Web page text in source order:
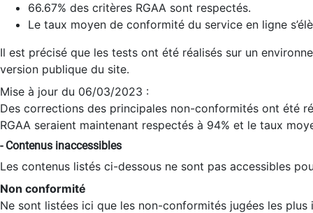
66.67% des critères RGAA sont respectés.
Le taux moyen de conformité du service en ligne
Il est précisé que les tests ont été réalisés sur un
version publique du site.
Mise à jour du 06/03/2023 :
Des corrections des principales non-conformités ont été
RGAA seraient maintenant respectés à 94% et le taux
- Contenus inaccessibles
Les contenus listés ci-dessous ne sont pas accessibles
Non conformité
Ne sont listées ici que les non-conformités jugées les